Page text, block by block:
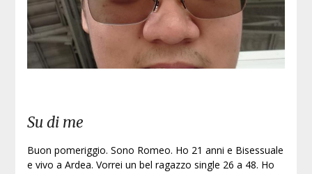
Su di me
Buon pomeriggio. Sono Romeo. Ho 21 anni e Bisessuale
e vivo a Ardea. Vorrei un bel ragazzo single 26 a 48. Ho